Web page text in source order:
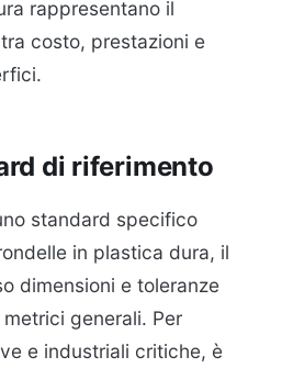
rappresentano il
costo, prestazioni e
di riferimento
standard specifico
in plastica dura, il
dimensioni e toleranze
generali. Per
e industriali critiche, è